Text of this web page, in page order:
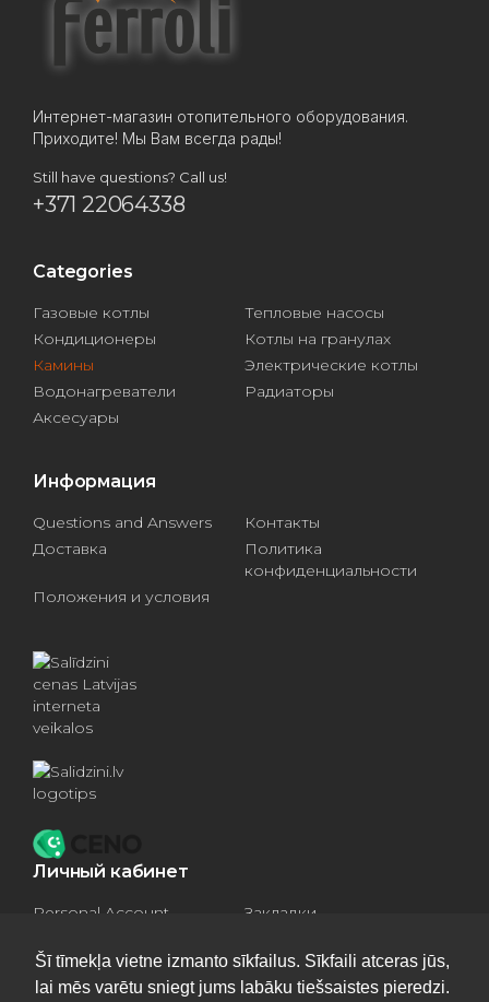
Šī tīmekļa vietne izmanto sīkfailus. Sīkfaili atceras jūs,
lai mēs varētu sniegt jums labāku tiešsaistes pieredzi.
Интернет-магазин отопительного оборудования.
Приходите! Мы Вам всегда рады!
Still have questions? Call us!
+371 22064338
Categories
Газовые котлы
Тепловые насосы
Кондиционеры
Котлы на гранулах
Камины
Электрические котлы
Водонагреватели
Радиаторы
Аксесуары
Информация
Questions and Answers
Контакты
Доставка
Политика
конфиденциальности
Положения и условия
Личный кабинет
Personal Account
Закладки